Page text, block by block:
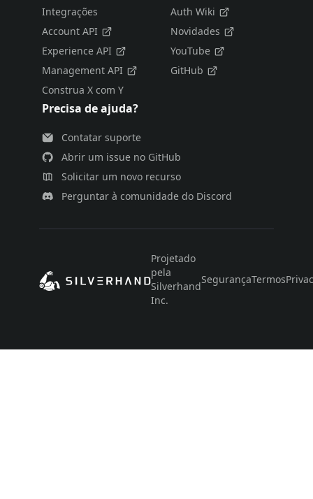
Integrações
Account API
Experience API
Management API
Construa X com Y
Auth Wiki
Novidades
YouTube
GitHub
Precisa de ajuda?
Contatar suporte
Abrir um issue no GitHub
Solicitar um novo recurso
Perguntar à comunidade do Discord
Projetado
pela
Silverhand
Inc.
SegurançaTermos